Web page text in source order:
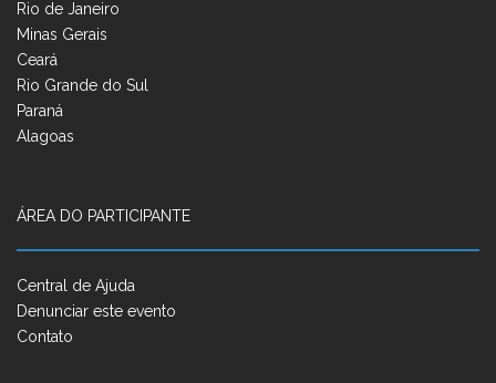
Rio de Janeiro
Minas Gerais
Ceará
Rio Grande do Sul
Paraná
Alagoas
ÁREA DO PARTICIPANTE
Central de Ajuda
Denunciar este evento
Contato